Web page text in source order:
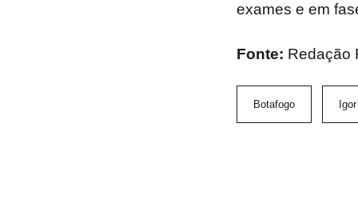
exames e em
Fonte: Redação
Botafogo